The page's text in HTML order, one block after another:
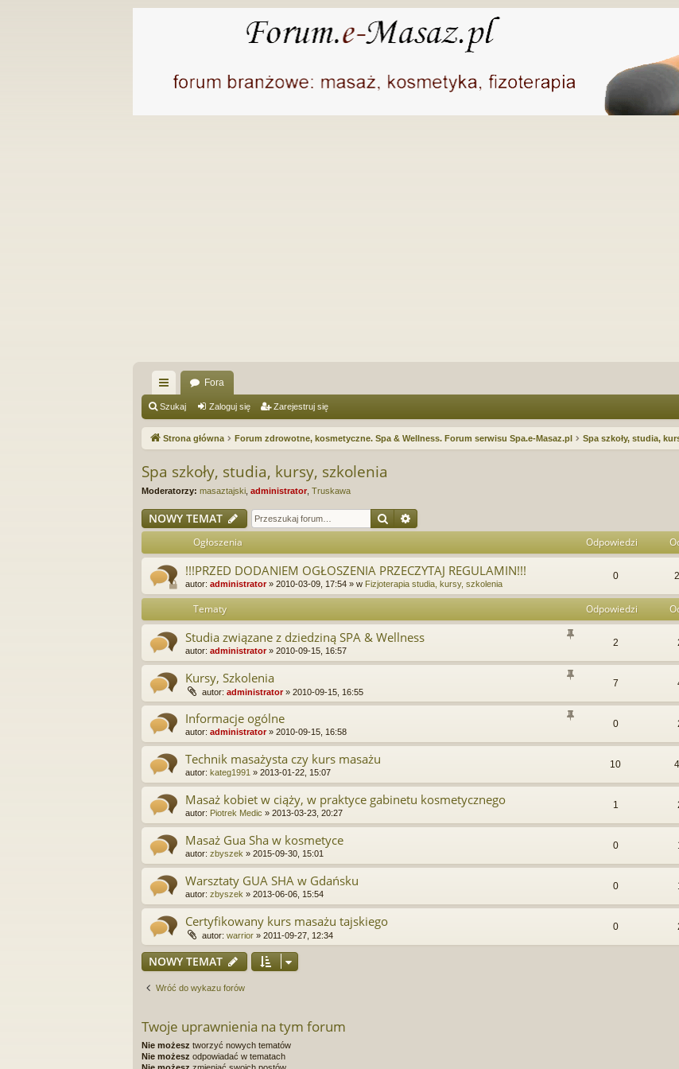
ię
ce
…
Fora
Szukaj Zaloguj się Zarejestruj się
Strona główna Forum zdrowotne, kosmetyczne. Spa & Wellness. Forum serwisu Spa.e-Masaz.pl Spa szkoły, studia,
Spa szkoły, studia, kursy, szkolenia
Moderatorzy: masaztajski administrator Truskawa
NOWY TEMAT Szukaj
Ogłoszenia Odpowiedzi
!!!PRZED DODANIEM OGŁOSZENIA PRZECZYTAJ REGULAMIN!!!
autor: administrator» 2010-03-09, 17:54 » w Fizjoterapia studia, kursy, szkolenia
0
Tematy Odpowiedzi
Studia związane z dziedziną SPA & Wellness
autor: administrator» 2010-09-15, 16:57
2
Kursy, Szkolenia
autor: administrator» 2010-09-15, 16:55
7
Informacje ogólne
autor: administrator» 2010-09-15, 16:58
0
Technik masażysta czy kurs masażu
autor: kateg1991 » 2013-01-22, 15:07
10
Masaż kobiet w ciąży, w praktyce gabinetu kosmetycznego
autor: Piotrek Medic » 2013-03-23, 20:27
1
Masaż Gua Sha w kosmetyce
autor: zbyszek » 2015-09-30, 15:01
0
Warsztaty GUA SHA w Gdańsku
autor: zbyszek » 2013-06-06, 15:54
0
Certyfikowany kurs masażu tajskiego
autor: warrior » 2011-09-27, 12:34
0
NOWY TEMAT
Wróć do wykazu forów
Twoje uprawnienia na tym forum
Nie możesz tworzyć nowych tematów
Nie możesz odpowiadać w tematach